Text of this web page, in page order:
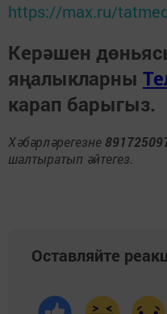
https://max.ru/
Керәшен
яңалыкларны
карап барыгыз.
Хәбәрләрегезне
шалтыратып әйтегез.
Оставляйте